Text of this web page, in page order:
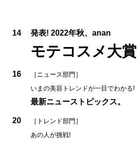
14 発表! 2022年秋、anan
モテコスメ大賞
16
［ニュース部門］
いまの美容トレンドが一目でわかる!
最新ニューストピックス。
20
［トレンド部門］
あの人が挑戦!